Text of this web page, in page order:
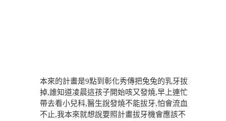
本來的計畫是9點到彰化秀傳把兔兔的乳牙拔
掉,誰知道凌晨這孩子開始咳又發燒,早上連忙
帶去看小兒科,醫生說發燒不能拔牙,怕會流血
不止,我本來就想說要照計畫拔牙機會應該不